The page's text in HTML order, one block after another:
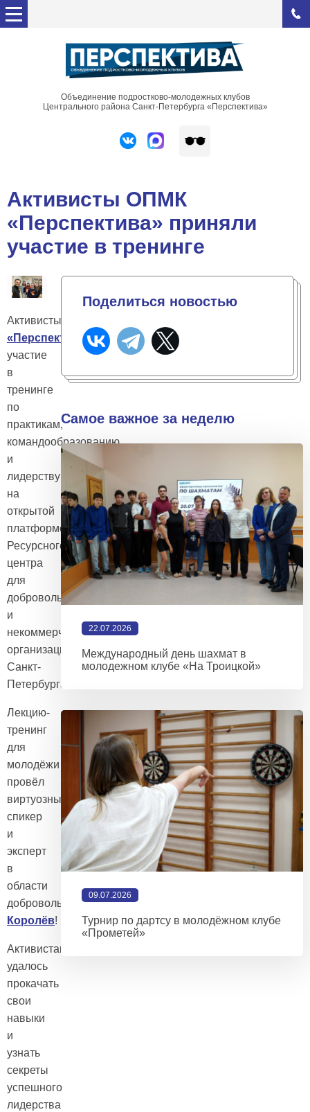
Объединение подростково-молодежных клубов
Центрального района Санкт-Петербурга «Перспектива»
Активисты ОПМК
«Перспектива» приняли
участие в тренинге
Активисты
«Перспектива» приняли
участие
в
тренинге
по
практикам,
командообразованию
и
лидерству
на
открытой
платформе
Ресурсного
центра
для
добровольцев
и
некоммерческих
организаций
Санкт-
Петербурга
Лекцию-
тренинг
для
молодёжи
провёл
виртуозный
спикер
и
эксперт
в
области
добровольчестваСергей
Королёв!
Активистам
удалось
прокачать
свои
навыки
и
узнать
секреты
успешного
лидерства
Поделиться новостью
Самое важное за неделю
22.07.2026
Международный день шахмат в
молодежном клубе «На Троицкой»
09.07.2026
Турнир по дартсу в молодёжном клубе
«Прометей»